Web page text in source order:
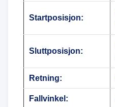
Startposisjon:
Sluttposisjon:
Retning:
Fallvinkel: